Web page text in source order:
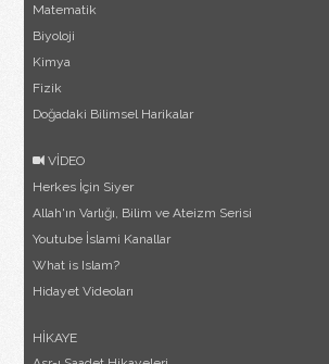
Matematik
Biyoloji
Kimya
Fizik
Doğadaki Bilimsel Harikalar
VİDEO
Herkes İçin Siyer
Allah'ın Varlığı, Bilim ve Ateizm Serisi
Youtube İslami Kanallar
What is Islam?
Hidayet Videoları
HİKAYE